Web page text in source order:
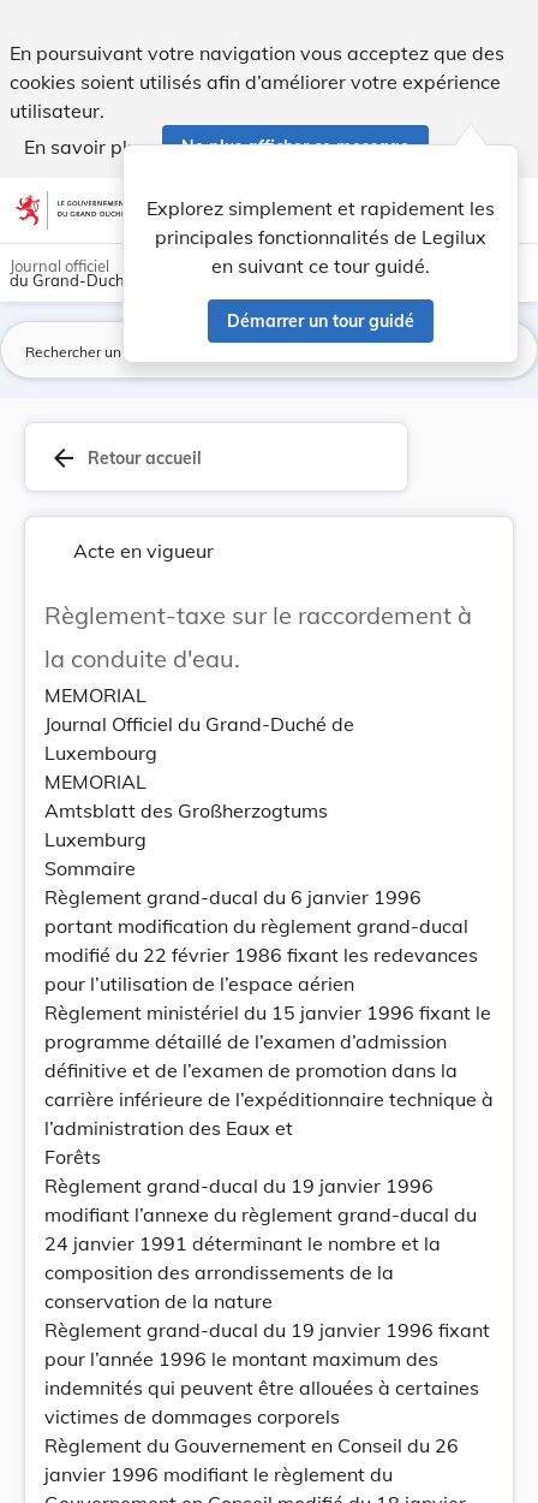
En poursuivant votre navigation vous acceptez que des
cookies soient utilisés afin d’améliorer votre expérience
utilisateur.
En savoir plus
Ne plus afficher ce message
Aller au contenu account_circle help Aide
Explorez simplement et rapidement les
principales fonctionnalités de Legilux
en suivant ce tour guidé.
Démarrer un tour guidé
light_mode dark_mode
Journal officiel
du Grand-Duché de Luxembourg
arrow_back Retour accueil
Acte en vigueur
Règlement-taxe sur le raccordement à
la conduite d'eau.
MEMORIAL
Journal Officiel du Grand-Duché de
Luxembourg
MEMORIAL
Amtsblatt des Großherzogtums
Luxemburg
Sommaire
Règlement grand-ducal du 6 janvier 1996
portant modification du règlement grand-ducal
modifié du 22 février 1986 fixant les redevances
pour l’utilisation de l’espace aérien
Règlement ministériel du 15 janvier 1996 fixant le
programme détaillé de l’examen d’admission
définitive et de l’examen de promotion dans la
carrière inférieure de l’expéditionnaire technique à
l’administration des Eaux et
Forêts
Règlement grand-ducal du 19 janvier 1996
modifiant l’annexe du règlement grand-ducal du
24 janvier 1991 déterminant le nombre et la
composition des arrondissements de la
conservation de la nature
Règlement grand-ducal du 19 janvier 1996 fixant
pour l’année 1996 le montant maximum des
indemnités qui peuvent être allouées à certaines
victimes de dommages corporels
Règlement du Gouvernement en Conseil du 26
janvier 1996 modifiant le règlement du